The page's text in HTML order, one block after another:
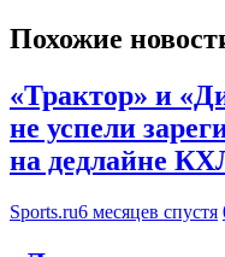
Похожие
«Трактор» и
не успели
на дедлайне
Sports.ru6 месяцев спустя